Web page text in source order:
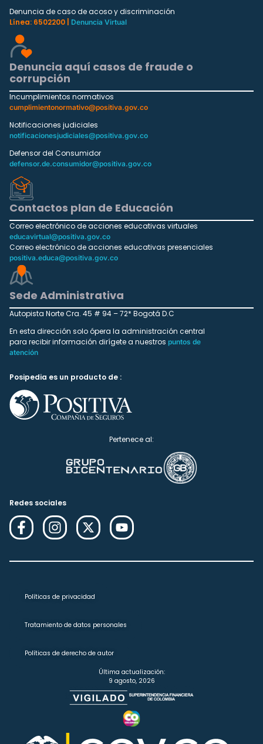
Denuncia de caso de acoso y discriminación
Línea: 6502200 |
Denuncia Virtual
Denuncia aquí casos de fraude o
corrupción
Incumplimientos normativos
cumplimientonormativo@positiva.gov.co
Notificaciones judiciales
notificacionesjudiciales@positiva.gov.co
Defensor del Consumidor
defensor.de.consumidor@positiva.gov.co
Contactos plan de Educación
Correo electrónico de acciones educativas virtuales
educavirtual@positiva.gov.co
Correo electrónico de acciones educativas presenciales
positiva.educa@positiva.gov.co
Sede Administrativa
Autopista Norte Cra. 45 # 94 – 72* Bogotá D.C
En esta dirección solo ópera la administración central
para recibir información dirígete a nuestros puntos de
atención
Posipedia es un producto de :
Pertenece al:
Redes sociales
Políticas de privacidad
Tratamiento de datos personales
Políticas de derecho de autor
Última actualización:
9 agosto, 2026